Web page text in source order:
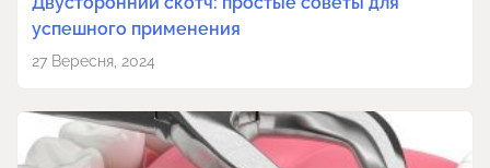
успешного применения
27 Вересня, 2024